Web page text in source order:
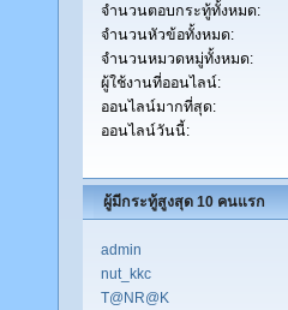
จำนวนตอบกระทู้ทั้งหมด:
จำนวนหัวข้อทั้งหมด:
จำนวนหมวดหมู่ทั้งหมด:
ผู้ใช้งานที่ออนไลน์:
ออนไลน์มากที่สุด:
ออนไลน์วันนี้:
ผู้มีกระทู้สูงสุด 10 คนแรก
admin
nut_kkc
T@NR@K